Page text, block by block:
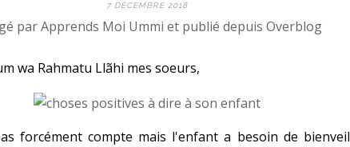
7 DÉCEMBRE 2018
par Apprends Moi Ummi et publié depuis Overblog
wa Rahmatu Llãhi mes soeurs,
forcément compte mais l'enfant a besoin de